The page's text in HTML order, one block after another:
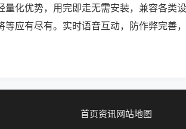
量化优势，用完即走无需安装，兼容各类
等应有尽有。实时语音互动，防作弊完善
首页资讯网站地图